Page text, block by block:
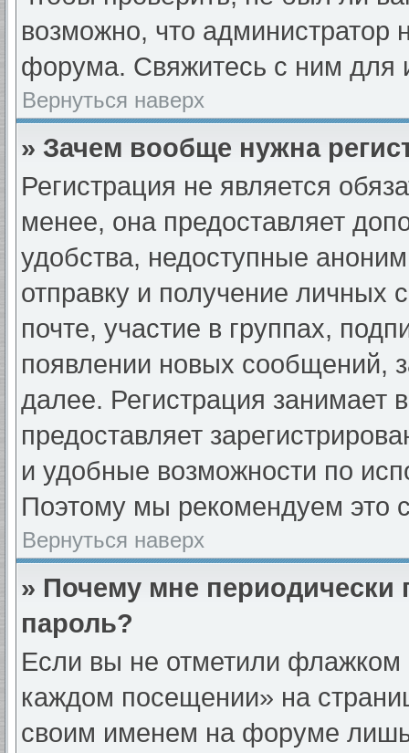
возможно, что администратор
форума. Свяжитесь с ним для
Вернуться наверх
» Зачем вообще нужна
Регистрация не является
менее, она предоставляет
удобства, недоступные
отправку и получение личных
почте, участие в группах,
появлении новых сообщений,
далее. Регистрация занимает
предоставляет
и удобные возможности по
Поэтому мы рекомендуем это
Вернуться наверх
» Почему мне периодически
пароль?
Если вы не отметили флажком
каждом посещении» на
своим именем на форуме